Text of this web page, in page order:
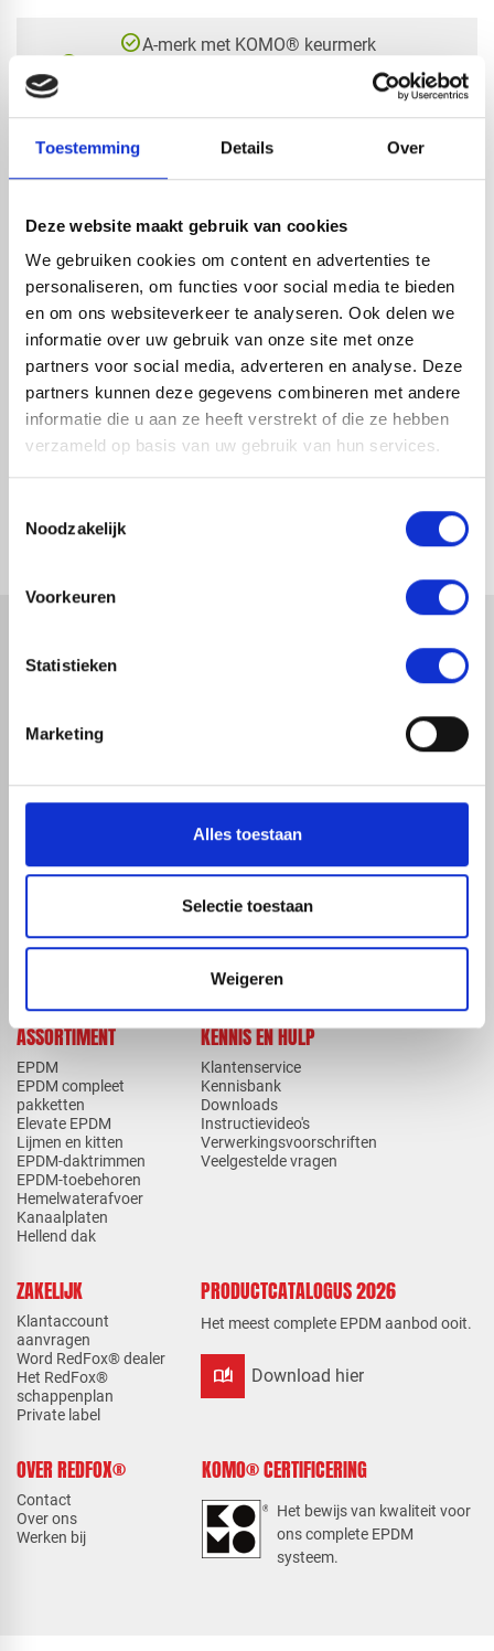
Toestemming Details Over
Deze website maakt gebruik van cookies
We gebruiken cookies om content en advertenties te
personaliseren, om functies voor social media te bieden
en om ons websiteverkeer te analyseren. Ook delen we
informatie over uw gebruik van onze site met onze
partners voor social media, adverteren en analyse. Deze
partners kunnen deze gegevens combineren met andere
informatie die u aan ze heeft verstrekt of die ze hebben
verzameld op basis van uw gebruik van hun services.
Noodzakelijk
Voorkeuren
Statistieken
Marketing
Alles toestaan
Selectie toestaan
Weigeren
check_circleA-merk met KOMO® keurmerk
check_circle
ASSORTIMENT
EPDM
EPDM compleet
pakketten
Elevate EPDM
Lijmen en kitten
EPDM-daktrimmen
EPDM-toebehoren
Hemelwaterafvoer
Kanaalplaten
Hellend dak
KENNIS EN HULP
Klantenservice
Kennisbank
Downloads
Instructievideo's
Verwerkingsvoorschriften
Veelgestelde vragen
ZAKELIJK
Klantaccount
aanvragen
Word RedFox® dealer
Het RedFox®
schappenplan
Private label
PRODUCTCATALOGUS 2026
Het meest complete EPDM aanbod ooit.
auto_stories Download hier
OVER REDFOX®
Contact
Over ons
Werken bij
KOMO® CERTIFICERING
Het bewijs van kwaliteit voor
ons complete EPDM
systeem.
phone_enabled +31 416 75 02 55
mail
check_circleA-merk met KOMO® keurmerk
check_circle
40+ RedFox® dealers in NL